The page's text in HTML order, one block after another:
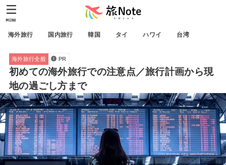
海外旅行 国内旅行 韓国 タイ ハワイ 台湾
MENU
海外旅行全般 PR
初めての海外旅行での注意点／旅行計画から現
地の過ごし方まで